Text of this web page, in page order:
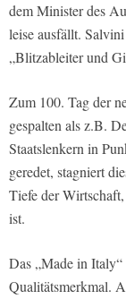
dem Minister des
leise ausfällt.
„Blitzableiter und
Zum 100. Tag der
gespalten als z.B.
Staatslenkern in
geredet, stagniert
Tiefe der
ist.
Das „Made in
Qualitätsmerkmal.